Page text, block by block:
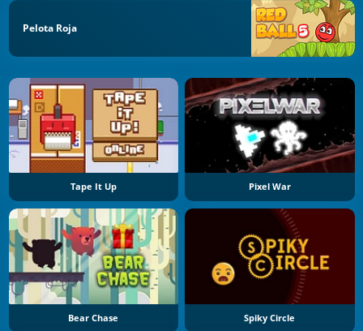
Pelota Roja
Tape It Up Pixel War
Bear Chase Spiky Circle